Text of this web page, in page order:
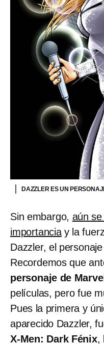
DAZZLER ES UN
Sin embargo, aún
importanciay la
Dazzler, el
Recordemos que
personaje de Marvel
películas, pero fue
Pues la primera y
aparecido Dazzler,
X-Men: Dark Fénix,